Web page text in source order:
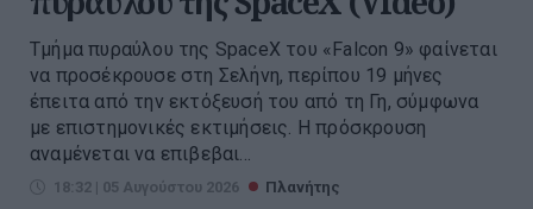
Τμήμα πυραύλου της SpaceX του «Falcon 9» φαίνεται
να προσέκρουσε στη Σελήνη, περίπου 19 μήνες
έπειτα από την εκτόξευσή του από τη Γη, σύμφωνα
με επιστημονικές εκτιμήσεις. Η πρόσκρουση
αναμένεται να επιβεβαι...
18:32 | 05 Αυγούστου 2026 Πλανήτης